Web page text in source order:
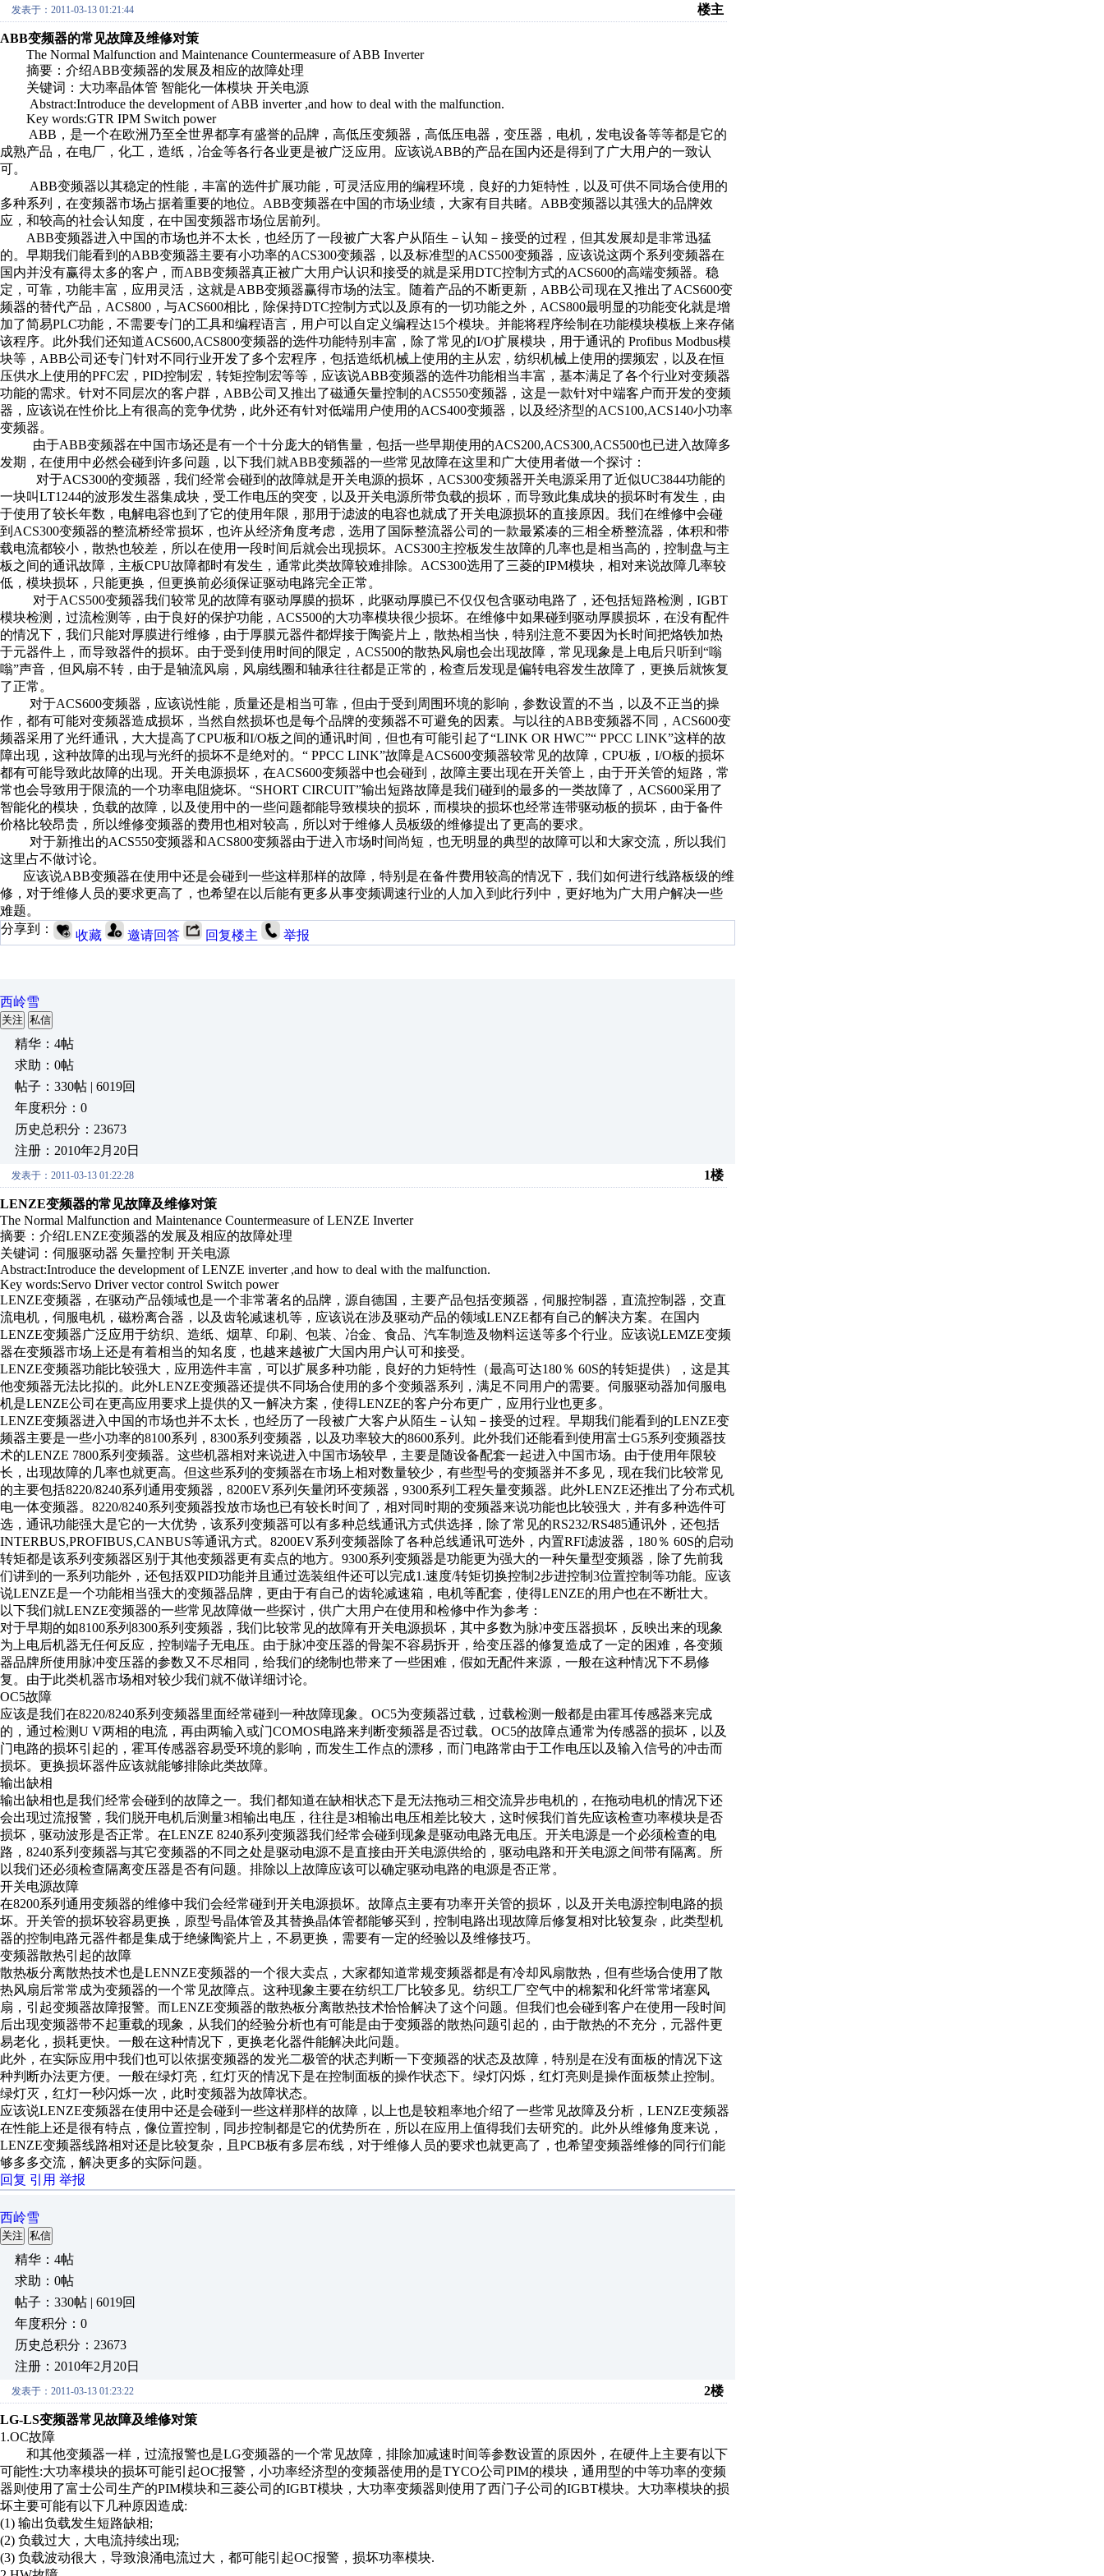
发表于：2011-03-13 01:21:44 楼主
ABB变频器的常见故障及维修对策
The Normal Malfunction and Maintenance Countermeasure of ABB Inverter
摘要：介绍ABB变频器的发展及相应的故障处理
关键词：大功率晶体管 智能化一体模块 开关电源
Abstract:Introduce the development of ABB inverter ,and how to deal with the malfunction.
Key words:GTR IPM Switch power
ABB，是一个在欧洲乃至全世界都享有盛誉的品牌，高低压变频器，高低压电器，变压器，电机，发电设备等等都是它的
成熟产品，在电厂，化工，造纸，冶金等各行各业更是被广泛应用。应该说ABB的产品在国内还是得到了广大用户的一致认
可。
ABB变频器以其稳定的性能，丰富的选件扩展功能，可灵活应用的编程环境，良好的力矩特性，以及可供不同场合使用的
多种系列，在变频器市场占据着重要的地位。ABB变频器在中国的市场业绩，大家有目共睹。ABB变频器以其强大的品牌效
应，和较高的社会认知度，在中国变频器市场位居前列。
ABB变频器进入中国的市场也并不太长，也经历了一段被广大客户从陌生－认知－接受的过程，但其发展却是非常迅猛
的。早期我们能看到的ABB变频器主要有小功率的ACS300变频器，以及标准型的ACS500变频器，应该说这两个系列变频器在
国内并没有赢得太多的客户，而ABB变频器真正被广大用户认识和接受的就是采用DTC控制方式的ACS600的高端变频器。稳
定，可靠，功能丰富，应用灵活，这就是ABB变频器赢得市场的法宝。随着产品的不断更新，ABB公司现在又推出了ACS600变
频器的替代产品，ACS800，与ACS600相比，除保持DTC控制方式以及原有的一切功能之外，ACS800最明显的功能变化就是增
加了简易PLC功能，不需要专门的工具和编程语言，用户可以自定义编程达15个模块。并能将程序绘制在功能模块模板上来存储
该程序。此外我们还知道ACS600,ACS800变频器的选件功能特别丰富，除了常见的I/O扩展模块，用于通讯的 Profibus Modbus模
块等，ABB公司还专门针对不同行业开发了多个宏程序，包括造纸机械上使用的主从宏，纺织机械上使用的摆频宏，以及在恒
压供水上使用的PFC宏，PID控制宏，转矩控制宏等等，应该说ABB变频器的选件功能相当丰富，基本满足了各个行业对变频器
功能的需求。针对不同层次的客户群，ABB公司又推出了磁通矢量控制的ACS550变频器，这是一款针对中端客户而开发的变频
器，应该说在性价比上有很高的竞争优势，此外还有针对低端用户使用的ACS400变频器，以及经济型的ACS100,ACS140小功率
变频器。
由于ABB变频器在中国市场还是有一个十分庞大的销售量，包括一些早期使用的ACS200,ACS300,ACS500也已进入故障多
发期，在使用中必然会碰到许多问题，以下我们就ABB变频器的一些常见故障在这里和广大使用者做一个探讨：
对于ACS300的变频器，我们经常会碰到的故障就是开关电源的损坏，ACS300变频器开关电源采用了近似UC3844功能的
一块叫LT1244的波形发生器集成块，受工作电压的突变，以及开关电源所带负载的损坏，而导致此集成块的损坏时有发生，由
于使用了较长年数，电解电容也到了它的使用年限，那用于滤波的电容也就成了开关电源损坏的直接原因。我们在维修中会碰
到ACS300变频器的整流桥经常损坏，也许从经济角度考虑，选用了国际整流器公司的一款最紧凑的三相全桥整流器，体积和带
载电流都较小，散热也较差，所以在使用一段时间后就会出现损坏。ACS300主控板发生故障的几率也是相当高的，控制盘与主
板之间的通讯故障，主板CPU故障都时有发生，通常此类故障较难排除。ACS300选用了三菱的IPM模块，相对来说故障几率较
低，模块损坏，只能更换，但更换前必须保证驱动电路完全正常。
对于ACS500变频器我们较常见的故障有驱动厚膜的损坏，此驱动厚膜已不仅仅包含驱动电路了，还包括短路检测，IGBT
模块检测，过流检测等，由于良好的保护功能，ACS500的大功率模块很少损坏。在维修中如果碰到驱动厚膜损坏，在没有配件
的情况下，我们只能对厚膜进行维修，由于厚膜元器件都焊接于陶瓷片上，散热相当快，特别注意不要因为长时间把烙铁加热
于元器件上，而导致器件的损坏。由于受到使用时间的限定，ACS500的散热风扇也会出现故障，常见现象是上电后只听到“嗡
嗡”声音，但风扇不转，由于是轴流风扇，风扇线圈和轴承往往都是正常的，检查后发现是偏转电容发生故障了，更换后就恢复
了正常。
对于ACS600变频器，应该说性能，质量还是相当可靠，但由于受到周围环境的影响，参数设置的不当，以及不正当的操
作，都有可能对变频器造成损坏，当然自然损坏也是每个品牌的变频器不可避免的因素。与以往的ABB变频器不同，ACS600变
频器采用了光纤通讯，大大提高了CPU板和I/O板之间的通讯时间，但也有可能引起了“LINK OR HWC”“ PPCC LINK”这样的故
障出现，这种故障的出现与光纤的损坏不是绝对的。“ PPCC LINK”故障是ACS600变频器较常见的故障，CPU板，I/O板的损坏
都有可能导致此故障的出现。开关电源损坏，在ACS600变频器中也会碰到，故障主要出现在开关管上，由于开关管的短路，常
常也会导致用于限流的一个功率电阻烧坏。“SHORT CIRCUIT”输出短路故障是我们碰到的最多的一类故障了，ACS600采用了
智能化的模块，负载的故障，以及使用中的一些问题都能导致模块的损坏，而模块的损坏也经常连带驱动板的损坏，由于备件
价格比较昂贵，所以维修变频器的费用也相对较高，所以对于维修人员板级的维修提出了更高的要求。
对于新推出的ACS550变频器和ACS800变频器由于进入市场时间尚短，也无明显的典型的故障可以和大家交流，所以我们
这里占不做讨论。
应该说ABB变频器在使用中还是会碰到一些这样那样的故障，特别是在备件费用较高的情况下，我们如何进行线路板级的维
修，对于维修人员的要求更高了，也希望在以后能有更多从事变频调速行业的人加入到此行列中，更好地为广大用户解决一些
难题。
分享到：
收藏 邀请回答 回复楼主 举报
西岭雪
关注 私信
精华：4帖
求助：0帖
帖子：330帖 | 6019回
年度积分：0
历史总积分：23673
注册：2010年2月20日
发表于：2011-03-13 01:22:28 1楼
LENZE变频器的常见故障及维修对策
The Normal Malfunction and Maintenance Countermeasure of LENZE Inverter
摘要：介绍LENZE变频器的发展及相应的故障处理
关键词：伺服驱动器 矢量控制 开关电源
Abstract:Introduce the development of LENZE inverter ,and how to deal with the malfunction.
Key words:Servo Driver vector control Switch power
LENZE变频器，在驱动产品领域也是一个非常著名的品牌，源自德国，主要产品包括变频器，伺服控制器，直流控制器，交直
流电机，伺服电机，磁粉离合器，以及齿轮减速机等，应该说在涉及驱动产品的领域LENZE都有自己的解决方案。在国内
LENZE变频器广泛应用于纺织、造纸、烟草、印刷、包装、冶金、食品、汽车制造及物料运送等多个行业。应该说LEMZE变频
器在变频器市场上还是有着相当的知名度，也越来越被广大国内用户认可和接受。
LENZE变频器功能比较强大，应用选件丰富，可以扩展多种功能，良好的力矩特性（最高可达180％ 60S的转矩提供），这是其
他变频器无法比拟的。此外LENZE变频器还提供不同场合使用的多个变频器系列，满足不同用户的需要。伺服驱动器加伺服电
机是LENZE公司在更高应用要求上提供的又一解决方案，使得LENZE的客户分布更广，应用行业也更多。
LENZE变频器进入中国的市场也并不太长，也经历了一段被广大客户从陌生－认知－接受的过程。早期我们能看到的LENZE变
频器主要是一些小功率的8100系列，8300系列变频器，以及功率较大的8600系列。此外我们还能看到使用富士G5系列变频器技
术的LENZE 7800系列变频器。这些机器相对来说进入中国市场较早，主要是随设备配套一起进入中国市场。由于使用年限较
长，出现故障的几率也就更高。但这些系列的变频器在市场上相对数量较少，有些型号的变频器并不多见，现在我们比较常见
的主要包括8220/8240系列通用变频器，8200EV系列矢量闭环变频器，9300系列工程矢量变频器。此外LENZE还推出了分布式机
电一体变频器。8220/8240系列变频器投放市场也已有较长时间了，相对同时期的变频器来说功能也比较强大，并有多种选件可
选，通讯功能强大是它的一大优势，该系列变频器可以有多种总线通讯方式供选择，除了常见的RS232/RS485通讯外，还包括
INTERBUS,PROFIBUS,CANBUS等通讯方式。8200EV系列变频器除了各种总线通讯可选外，内置RFI滤波器，180％ 60S的启动
转矩都是该系列变频器区别于其他变频器更有卖点的地方。9300系列变频器是功能更为强大的一种矢量型变频器，除了先前我
们讲到的一系列功能外，还包括双PID功能并且通过选装组件还可以完成1.速度/转矩切换控制2步进控制3位置控制等功能。应该
说LENZE是一个功能相当强大的变频器品牌，更由于有自己的齿轮减速箱，电机等配套，使得LENZE的用户也在不断壮大。
以下我们就LENZE变频器的一些常见故障做一些探讨，供广大用户在使用和检修中作为参考：
对于早期的如8100系列8300系列变频器，我们比较常见的故障有开关电源损坏，其中多数为脉冲变压器损坏，反映出来的现象
为上电后机器无任何反应，控制端子无电压。由于脉冲变压器的骨架不容易拆开，给变压器的修复造成了一定的困难，各变频
器品牌所使用脉冲变压器的参数又不尽相同，给我们的绕制也带来了一些困难，假如无配件来源，一般在这种情况下不易修
复。由于此类机器市场相对较少我们就不做详细讨论。
OC5故障
应该是我们在8220/8240系列变频器里面经常碰到一种故障现象。OC5为变频器过载，过载检测一般都是由霍耳传感器来完成
的，通过检测U V两相的电流，再由两输入或门COMOS电路来判断变频器是否过载。OC5的故障点通常为传感器的损坏，以及
门电路的损坏引起的，霍耳传感器容易受环境的影响，而发生工作点的漂移，而门电路常由于工作电压以及输入信号的冲击而
损坏。更换损坏器件应该就能够排除此类故障。
输出缺相
输出缺相也是我们经常会碰到的故障之一。我们都知道在缺相状态下是无法拖动三相交流异步电机的，在拖动电机的情况下还
会出现过流报警，我们脱开电机后测量3相输出电压，往往是3相输出电压相差比较大，这时候我们首先应该检查功率模块是否
损坏，驱动波形是否正常。在LENZE 8240系列变频器我们经常会碰到现象是驱动电路无电压。开关电源是一个必须检查的电
路，8240系列变频器与其它变频器的不同之处是驱动电源不是直接由开关电源供给的，驱动电路和开关电源之间带有隔离。所
以我们还必须检查隔离变压器是否有问题。排除以上故障应该可以确定驱动电路的电源是否正常。
开关电源故障
在8200系列通用变频器的维修中我们会经常碰到开关电源损坏。故障点主要有功率开关管的损坏，以及开关电源控制电路的损
坏。开关管的损坏较容易更换，原型号晶体管及其替换晶体管都能够买到，控制电路出现故障后修复相对比较复杂，此类型机
器的控制电路元器件都是集成于绝缘陶瓷片上，不易更换，需要有一定的经验以及维修技巧。
变频器散热引起的故障
散热板分离散热技术也是LENNZE变频器的一个很大卖点，大家都知道常规变频器都是有冷却风扇散热，但有些场合使用了散
热风扇后常常成为变频器的一个常见故障点。这种现象主要在纺织工厂比较多见。纺织工厂空气中的棉絮和化纤常常堵塞风
扇，引起变频器故障报警。而LENZE变频器的散热板分离散热技术恰恰解决了这个问题。但我们也会碰到客户在使用一段时间
后出现变频器带不起重载的现象，从我们的经验分析也有可能是由于变频器的散热问题引起的，由于散热的不充分，元器件更
易老化，损耗更快。一般在这种情况下，更换老化器件能解决此问题。
此外，在实际应用中我们也可以依据变频器的发光二极管的状态判断一下变频器的状态及故障，特别是在没有面板的情况下这
种判断办法更方便。一般在绿灯亮，红灯灭的情况下是在控制面板的操作状态下。绿灯闪烁，红灯亮则是操作面板禁止控制。
绿灯灭，红灯一秒闪烁一次，此时变频器为故障状态。
应该说LENZE变频器在使用中还是会碰到一些这样那样的故障，以上也是较粗率地介绍了一些常见故障及分析，LENZE变频器
在性能上还是很有特点，像位置控制，同步控制都是它的优势所在，所以在应用上值得我们去研究的。此外从维修角度来说，
LENZE变频器线路相对还是比较复杂，且PCB板有多层布线，对于维修人员的要求也就更高了，也希望变频器维修的同行们能
够多多交流，解决更多的实际问题。
回复 引用 举报
西岭雪
关注 私信
精华：4帖
求助：0帖
帖子：330帖 | 6019回
年度积分：0
历史总积分：23673
注册：2010年2月20日
发表于：2011-03-13 01:23:22 2楼
LG-LS变频器常见故障及维修对策
1.OC故障
和其他变频器一样，过流报警也是LG变频器的一个常见故障，排除加减速时间等参数设置的原因外，在硬件上主要有以下
可能性:大功率模块的损坏可能引起OC报警，小功率经济型的变频器使用的是TYCO公司PIM的模块，通用型的中等功率的变频
器则使用了富士公司生产的PIM模块和三菱公司的IGBT模块，大功率变频器则使用了西门子公司的IGBT模块。大功率模块的损
坏主要可能有以下几种原因造成:
(1) 输出负载发生短路缺相;
(2) 负载过大，大电流持续出现;
(3) 负载波动很大，导致浪涌电流过大，都可能引起OC报警，损坏功率模块.